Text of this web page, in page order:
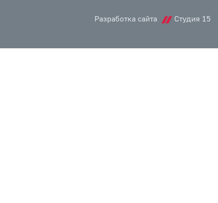
Разработка сайта Студия 15